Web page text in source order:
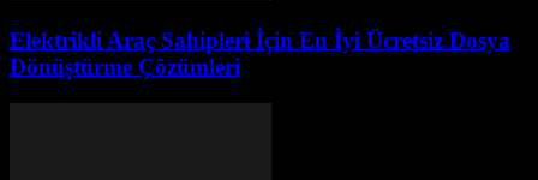
Elektrikli Araç Sahipleri İçin En İyi Ücretsiz Dosya
Dönüştürme Çözümleri